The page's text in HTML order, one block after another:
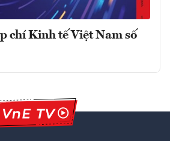
chí Kinh tế Việt Nam số